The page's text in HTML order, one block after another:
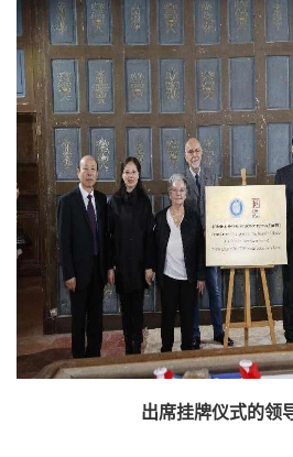
出席挂牌仪式的领